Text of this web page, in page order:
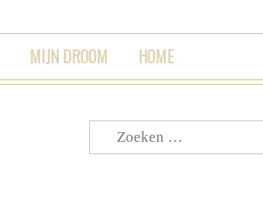
MIJN DROOM HOME
Zoeken
naar: